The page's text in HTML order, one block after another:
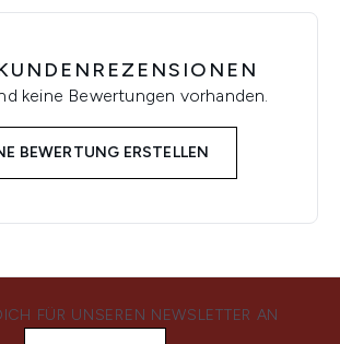
keine Bewertungen vorhanden.
BEWERTUNG ERSTELLEN
FÜR UNSEREN NEWSLETTER AN